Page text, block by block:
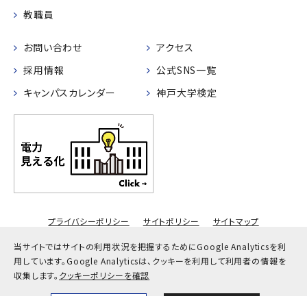
当サイトではサイトの利用状況を把握するためにGoogle Analyticsを利
用しています。Google Analyticsは、クッキーを利用して利用者の情報を
収集します。 クッキーポリシーを確認
教職員
お問い合わせ
アクセス
採用情報
公式SNS一覧
キャンパスカレンダー
神戸大学検定
プライバシーポリシー サイトポリシー サイトマップ
© Kobe University